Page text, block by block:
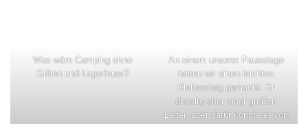
Was wäre Camping ohne
Grillen und Lagerfeuer?
An einem unserer Pausetage
haben wir einen leichten
Klettersteig gemacht. Er
ähnelte eher einer großen
Leiter, aber dafür konnte er von